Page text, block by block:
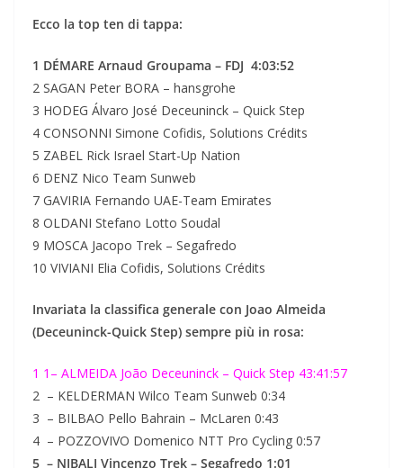
Ecco la top ten di tappa:
1 DÉMARE Arnaud Groupama – FDJ 4:03:52
2 SAGAN Peter BORA – hansgrohe
3 HODEG Álvaro José Deceuninck – Quick Step
4 CONSONNI Simone Cofidis, Solutions Crédits
5 ZABEL Rick Israel Start-Up Nation
6 DENZ Nico Team Sunweb
7 GAVIRIA Fernando UAE-Team Emirates
8 OLDANI Stefano Lotto Soudal
9 MOSCA Jacopo Trek – Segafredo
10 VIVIANI Elia Cofidis, Solutions Crédits
Invariata la classifica generale con Joao Almeida
(Deceuninck-Quick Step) sempre più in rosa:
1 1– ALMEIDA João Deceuninck – Quick Step 43:41:57
2 – KELDERMAN Wilco Team Sunweb 0:34
3 – BILBAO Pello Bahrain – McLaren 0:43
4 – POZZOVIVO Domenico NTT Pro Cycling 0:57
5 – NIBALI Vincenzo Trek – Segafredo 1:01